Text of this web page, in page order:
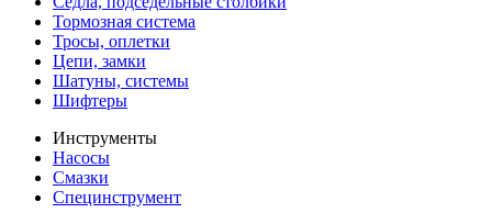
Тормозная система
Тросы, оплетки
Цепи, замки
Шатуны, системы
Шифтеры
Инструменты
Насосы
Смазки
Специнструмент